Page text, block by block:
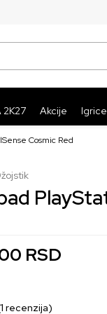
2K27 Akcije Igrice
Cosmic Red
RSD
recenzija)